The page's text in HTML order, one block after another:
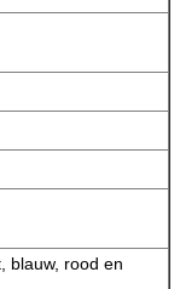
blauw, rood en